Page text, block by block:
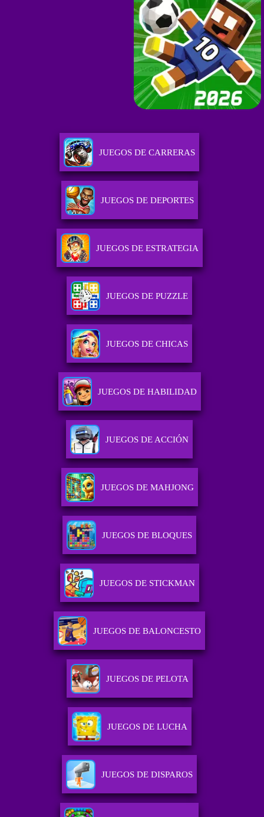
JUEGOS DE CARRERAS
JUEGOS DE DEPORTES
JUEGOS DE ESTRATEGIA
JUEGOS DE PUZZLE
JUEGOS DE CHICAS
JUEGOS DE HABILIDAD
JUEGOS DE ACCIÓN
JUEGOS DE MAHJONG
JUEGOS DE BLOQUES
JUEGOS DE STICKMAN
JUEGOS DE BALONCESTO
JUEGOS DE PELOTA
JUEGOS DE LUCHA
JUEGOS DE DISPAROS